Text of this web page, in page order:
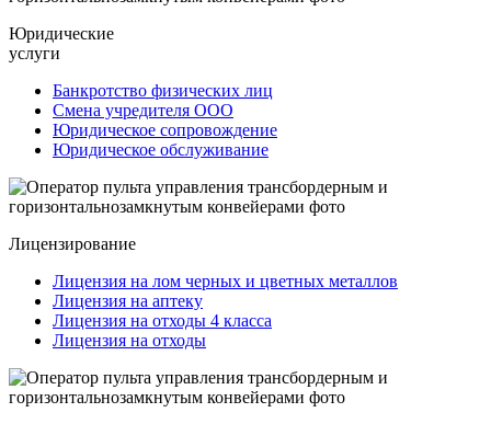
Юридические
услуги
Банкротство физических лиц
Смена учредителя ООО
Юридическое сопровождение
Юридическое обслуживание
Лицензирование
Лицензия на лом черных и цветных металлов
Лицензия на аптеку
Лицензия на отходы 4 класса
Лицензия на отходы